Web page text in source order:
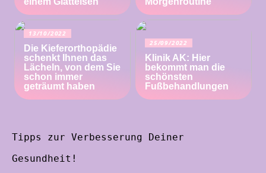
13/10/2022
Die Kieferorthopädie
schenkt Ihnen das
Lächeln, von dem Sie
schon immer
geträumt haben
25/09/2022
Klinik AK: Hier
bekommt man die
schönsten
Fußbehandlungen
Tipps zur Verbesserung Deiner
Gesundheit!